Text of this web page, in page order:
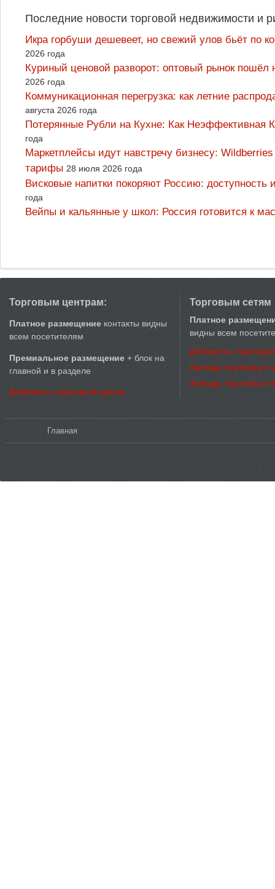
Последние новости торговой недвижимости и
Икра горбуши дешевеет, но свежий улов бьёт по
2026 года
Куриный ценовой разворот: оптовый рынок
2026 года
Коммуникационная перегрузка: как летние
августа 2026 года
Потерянные Рубли на Кухне: Как
года
Маркетплейсы идут навстречу бизнесу:
тарифы 28 июля 2026 года
Висковые напитки покоряют Россию:
года
Вейпы и кальянные у школ: Россия готовится к
Торговым центрам:
Платное размещение контакты видны
всем посетителям
Премиальное размещение + блок на
главной и в разделе
Добавить торговый центр
Торговым сетям
Платное
видны всем
Добавить
Аренда торговых
Аренда торговых
Главная